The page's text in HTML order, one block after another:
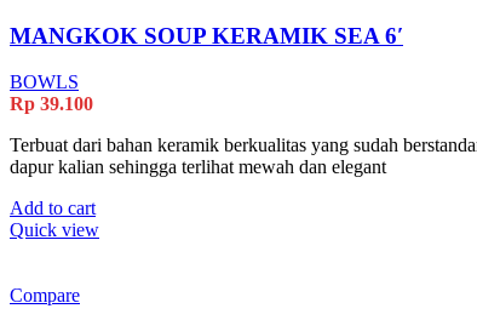
MANGKOK SOUP KERAMIK SEA 6′
BOWLS
Rp 39.100
Terbuat dari bahan keramik berkualitas yang sudah
dapur kalian sehingga terlihat mewah dan elegant
Add to cart
Quick view
Compare